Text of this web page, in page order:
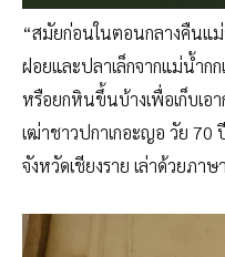
“สมัยก่อนในตอนกลางคืนแม่
ฝอยและปลาเล็กจากแม่น้ำก
หรือยกหินขึ้นบ้างเพื่อเก็บเอ
เฒ่าชาวปกาเกอะญอ วัย 70
จังหวัดเชียงราย เล่าด้วยภา